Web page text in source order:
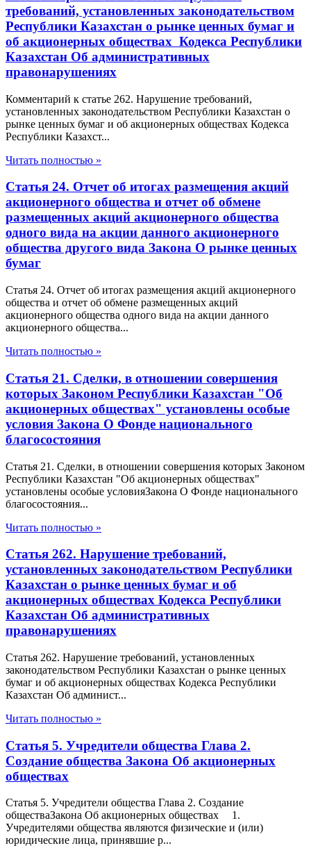
требований, установленных законодательством
Республики Казахстан о рынке ценных бумаг и
об акционерных обществах Кодекса Республики
Казахстан Об административных
правонарушениях
Комментарий к статье 262. Нарушение требований,
установленных законодательством Республики Казахстан о
рынке ценных бумаг и об акционерных обществах Кодекса
Республики Казахст...
Читать полностью »
Статья 24. Отчет об итогах размещения акций
акционерного общества и отчет об обмене
размещенных акций акционерного общества
одного вида на акции данного акционерного
общества другого вида Закона О рынке ценных
бумаг
Статья 24. Отчет об итогах размещения акций акционерного
общества и отчет об обмене размещенных акций
акционерного общества одного вида на акции данного
акционерного общества...
Читать полностью »
Статья 21. Сделки, в отношении совершения
которых Законом Республики Казахстан "Об
акционерных обществах" установлены особые
условия Закона О Фонде национального
благосостояния
Статья 21. Сделки, в отношении совершения которых Законом
Республики Казахстан "Об акционерных обществах"
установлены особые условияЗакона О Фонде национального
благосостояния...
Читать полностью »
Статья 262. Нарушение требований,
установленных законодательством Республики
Казахстан о рынке ценных бумаг и об
акционерных обществах Кодекса Республики
Казахстан Об административных
правонарушениях
Статья 262. Нарушение требований, установленных
законодательством Республики Казахстан о рынке ценных
бумаг и об акционерных обществах Кодекса Республики
Казахстан Об админист...
Читать полностью »
Статья 5. Учредители общества Глава 2.
Создание общества Закона Об акционерных
обществах
Статья 5. Учредители общества Глава 2. Создание
обществаЗакона Об акционерных обществах 1.
Учредителями общества являются физические и (или)
юридические лица, принявшие р...